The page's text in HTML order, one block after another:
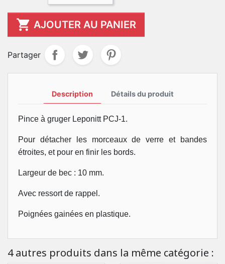
 AJOUTER AU PANIER
Partager
Description Détails du produit
Pince à gruger Leponitt PCJ-1.
Pour détacher les morceaux de verre et bandes
étroites, et pour en finir les bords.
Largeur de bec : 10 mm.
Avec ressort de rappel.
Poignées gainées en plastique.
4 autres produits dans la même catégorie :